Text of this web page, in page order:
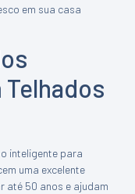
em sua casa
inteligente para
uma excelente
até 50 anos e ajudam